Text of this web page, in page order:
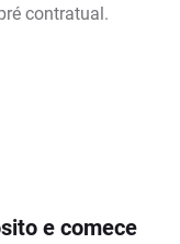
contratual.
e comece